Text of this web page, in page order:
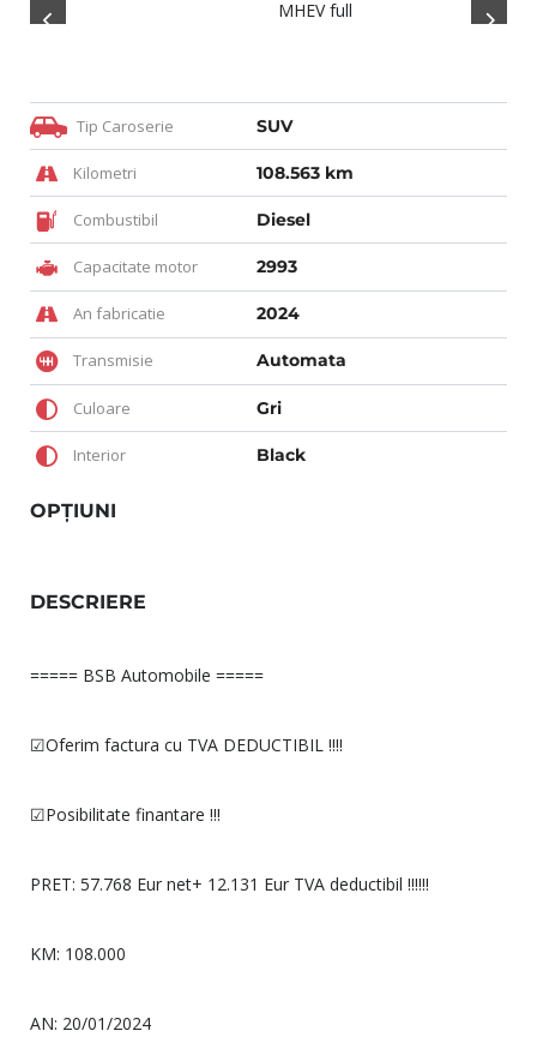
Tip Caroserie SUV
Kilometri 108.563 km
Combustibil Diesel
Capacitate motor 2993
An fabricatie 2024
Transmisie Automata
Culoare Gri
Interior Black
OPȚIUNI
DESCRIERE
===== BSB Automobile =====
☑Oferim factura cu TVA DEDUCTIBIL !!!!
☑Posibilitate finantare !!!
PRET: 57.768 Eur net+ 12.131 Eur TVA deductibil !!!!!!
KM: 108.000
AN: 20/01/2024